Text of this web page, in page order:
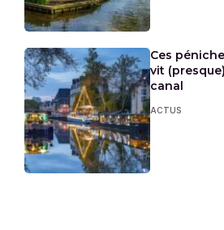
Ces
vit
canal
ACTUS